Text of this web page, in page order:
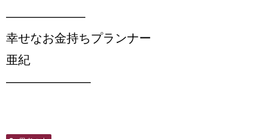
——————–
幸せなお金持ちプランナー
亜紀
———————